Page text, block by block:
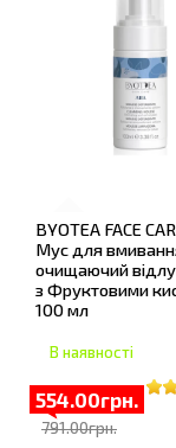
BYOTEA FACE
Мус для
очищаючий
з Фруктовими
100 мл
В наявності
554.00грн.
791.00грн.